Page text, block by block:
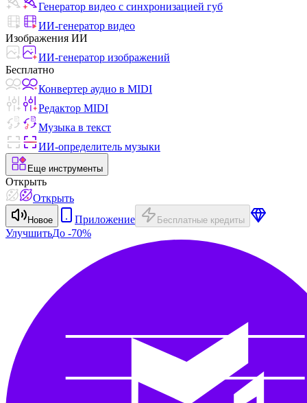
Генератор видео с синхронизацией губ
ИИ-генератор видео
Изображения ИИ
ИИ-генератор изображений
Бесплатно
Конвертер аудио в MIDI
Редактор MIDI
Музыка в текст
ИИ-определитель музыки
Еще инструменты
Открыть
Открыть
Новое Приложение Бесплатные кредиты
УлучшитьДо -70%